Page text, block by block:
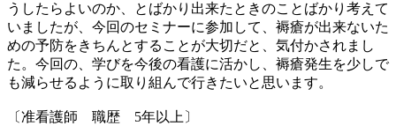
うしたらよいのか、とばかり出来たときのことばかり考えて
いましたが、今回のセミナーに参加して、褥瘡が出来ないた
めの予防をきちんとすることが大切だと、気付かされまし
た。今回の、学びを今後の看護に活かし、褥瘡発生を少しで
も減らせるように取り組んで行きたいと思います。
〔准看護師 職歴 5年以上〕